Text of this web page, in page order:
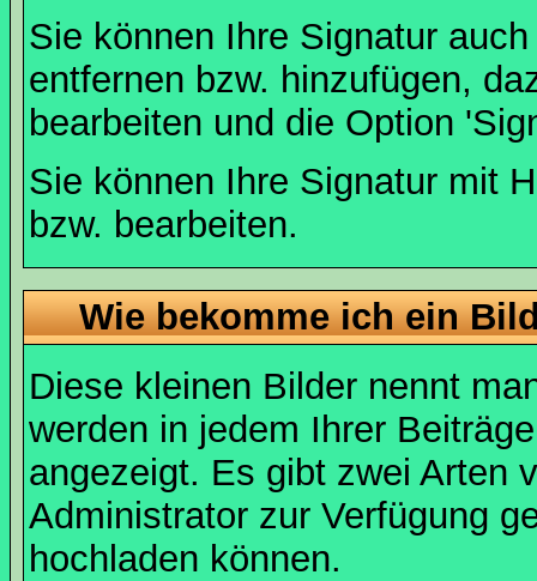
Sie können Ihre Signatur
entfernen bzw. hinzufügen,
bearbeiten und die Option
Sie können Ihre Signatur mit
bzw. bearbeiten.
Wie bekomme ich ein
Diese kleinen Bilder nennt
werden in jedem Ihrer
angezeigt. Es gibt zwei Arten
Administrator zur Verfügung
hochladen können.